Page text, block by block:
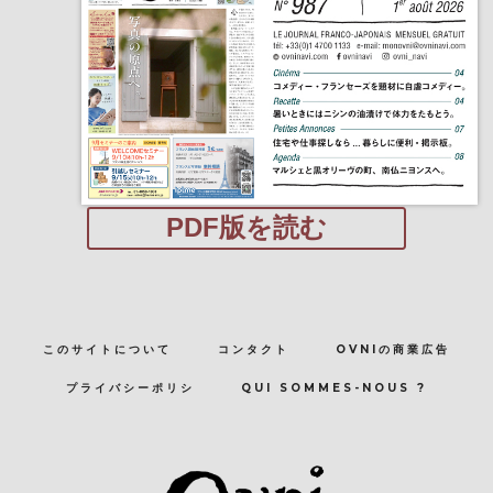
PDF版を読む
このサイトについて コンタクト OVNIの商業広告
プライバシーポリシ QUI SOMMES-NOUS ?